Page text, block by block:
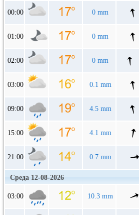
00:00 0 mm
01:00 0 mm
02:00 0 mm
03:00 0.1 mm
09:00 4.5 mm
15:00 4.1 mm
21:00 0.7 mm
Среда 12-08-2026
03:00 10.3 mm